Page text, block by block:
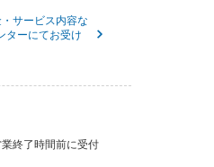
サービス内容な
ターにてお受け
終了時間前に受付